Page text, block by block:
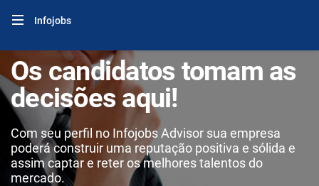
Infojobs
Os candidatos tomam as
decisões aqui!
Com seu perfil no Infojobs Advisor sua empresa
poderá construir uma reputação positiva e sólida e
assim captar e reter os melhores talentos do
mercado.